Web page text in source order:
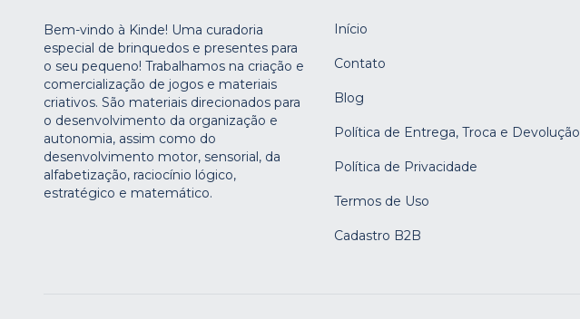
Bem-vindo à Kinde! Uma curadoria
especial de brinquedos e presentes para
o seu pequeno! Trabalhamos na criação e
comercialização de jogos e materiais
criativos. São materiais direcionados para
o desenvolvimento da organização e
autonomia, assim como do
desenvolvimento motor, sensorial, da
alfabetização, raciocínio lógico,
estratégico e matemático.
Início
Contato
Blog
Política de Entrega, Troca e Devolução
Política de Privacidade
Termos de Uso
Cadastro B2B